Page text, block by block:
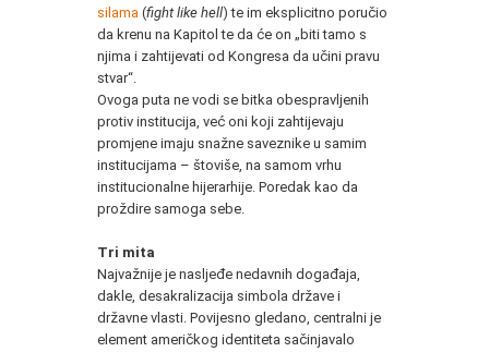
silama (fight like hell) te im eksplicitno poručio
da krenu na Kapitol te da će on „biti tamo s
njima i zahtijevati od Kongresa da učini pravu
stvar“.
Ovoga puta ne vodi se bitka obespravljenih
protiv institucija, već oni koji zahtijevaju
promjene imaju snažne saveznike u samim
institucijama – štoviše, na samom vrhu
institucionalne hijerarhije. Poredak kao da
proždire samoga sebe.
Tri mita
Najvažnije je nasljeđe nedavnih događaja,
dakle, desakralizacija simbola države i
državne vlasti. Povijesno gledano, centralni je
element američkog identiteta sačinjavalo